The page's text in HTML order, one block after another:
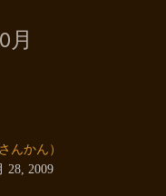
月
んかん）
28, 2009